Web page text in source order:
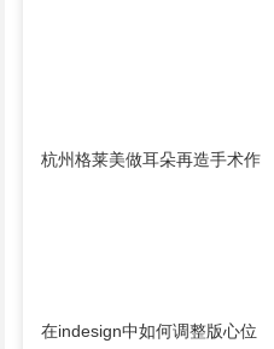
杭州格莱美做耳朵再造手术作
在indesign中如何调整版心位